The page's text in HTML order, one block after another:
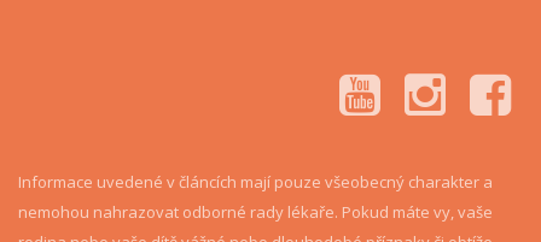
Informace uvedené v článcích mají pouze všeobecný charakter a
nemohou nahrazovat odborné rady lékaře. Pokud máte vy, vaše